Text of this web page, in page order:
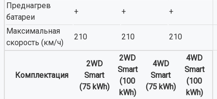
Преднагрев
батареи
+ + +
Максимальная
скорость (км/ч)
210 210 210
Комплектация
2WD
Smart
(75 kWh)
2WD
Smart
(100
kWh)
4WD
Smart
(75 kWh)
4WD
Smart
(100
kWh)